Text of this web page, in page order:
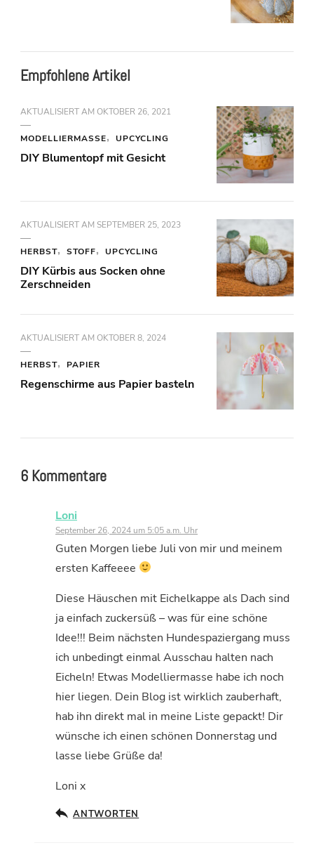
Empfohlene Artikel
AKTUALISIERT AM OKTOBER 26, 2021
MODELLIERMASSE UPCYCLING
DIY Blumentopf mit Gesicht
AKTUALISIERT AM SEPTEMBER 25, 2023
HERBST STOFF UPCYCLING
DIY Kürbis aus Socken ohne
Zerschneiden
AKTUALISIERT AM OKTOBER 8, 2024
HERBST PAPIER
Regenschirme aus Papier basteln
6 Kommentare
Loni
September 26, 2024 um 5:05 a.m. Uhr
Guten Morgen liebe Juli von mir und meinem
ersten Kaffeeee
Diese Häuschen mit Eichelkappe als Dach sind
ja einfach zuckersüß – was für eine schöne
Idee!!! Beim nächsten Hundespaziergang muss
ich unbedingt einmal Ausschau halten nach
Eicheln! Etwas Modelliermasse habe ich noch
hier liegen. Dein Blog ist wirklich zauberhaft,
hab ihn direkt mal in meine Liste gepackt! Dir
wünsche ich einen schönen Donnerstag und
lasse liebe Grüße da!
Loni x
ANTWORTEN